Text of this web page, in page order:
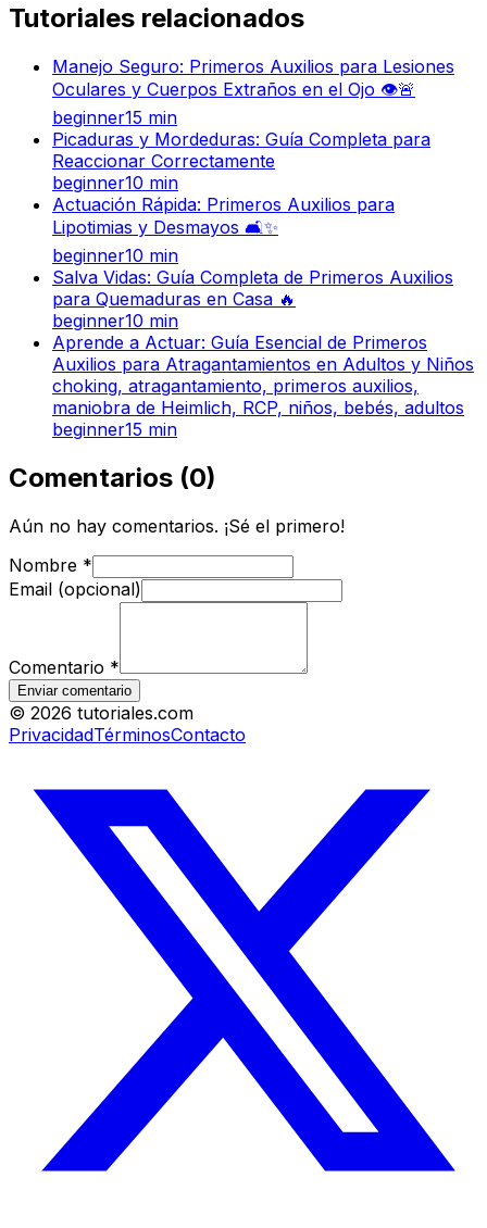
Tutoriales relacionados
Manejo Seguro: Primeros Auxilios para Lesiones
Oculares y Cuerpos Extraños en el Ojo 👁️🚨
beginner15 min
Picaduras y Mordeduras: Guía Completa para
Reaccionar Correctamente
beginner10 min
Actuación Rápida: Primeros Auxilios para
Lipotimias y Desmayos 🛋️✨
beginner10 min
Salva Vidas: Guía Completa de Primeros Auxilios
para Quemaduras en Casa 🔥
beginner10 min
Aprende a Actuar: Guía Esencial de Primeros
Auxilios para Atragantamientos en Adultos y Niños
choking, atragantamiento, primeros auxilios,
maniobra de Heimlich, RCP, niños, bebés, adultos
beginner15 min
Comentarios (0)
Aún no hay comentarios. ¡Sé el primero!
Nombre *
Email (opcional)
Comentario *
Enviar comentario
© 2026 tutoriales.com
PrivacidadTérminosContacto